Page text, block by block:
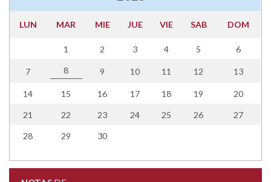
LUN MAR MIE JUE VIE SAB DOM
1 2 3 4 5 6
7 8 9 10 11 12 13
14 15 16 17 18 19 20
21 22 23 24 25 26 27
28 29 30